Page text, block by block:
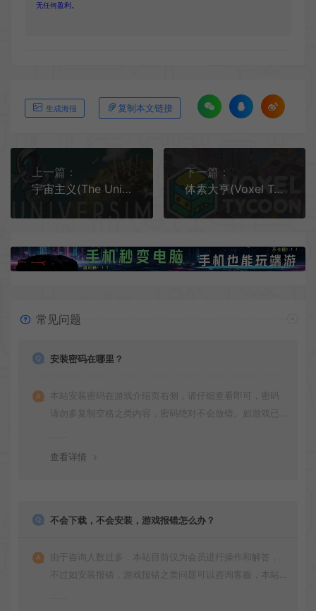
无任何盈利。
生成海报 复制本文链接
上一篇：
宇宙主义(The Universim)简中|PC|SIM|开放模拟策略行星管理游戏
下一篇：
体素大亨(Voxel Tycoon)开放世界模拟建造游戏|下载
常见问题
安装密码在哪里？
本站安装密码在游戏介绍页右侧，请仔细查看即可，密码
请勿多复制空格之类内容，密码绝对不会放错。如游戏已
查看详情
不会下载，不会安装，游戏报错怎么办？
由于咨询人数过多，本站目前仅为会员进行操作和解答，
不过如安装报错，游戏报错之类问题可以咨询客服，本站